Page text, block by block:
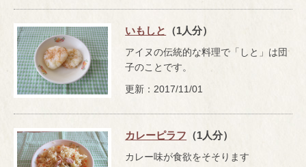
いもしと （1人分）
アイヌの伝統的な料理で「しと」は団
子のことです。
更新：2017/11/01
カレーピラフ （1人分）
カレー味が食欲をそそります